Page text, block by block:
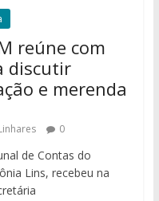
reúne com
discutir
e merenda
0
de Contas do
Lins, recebeu na